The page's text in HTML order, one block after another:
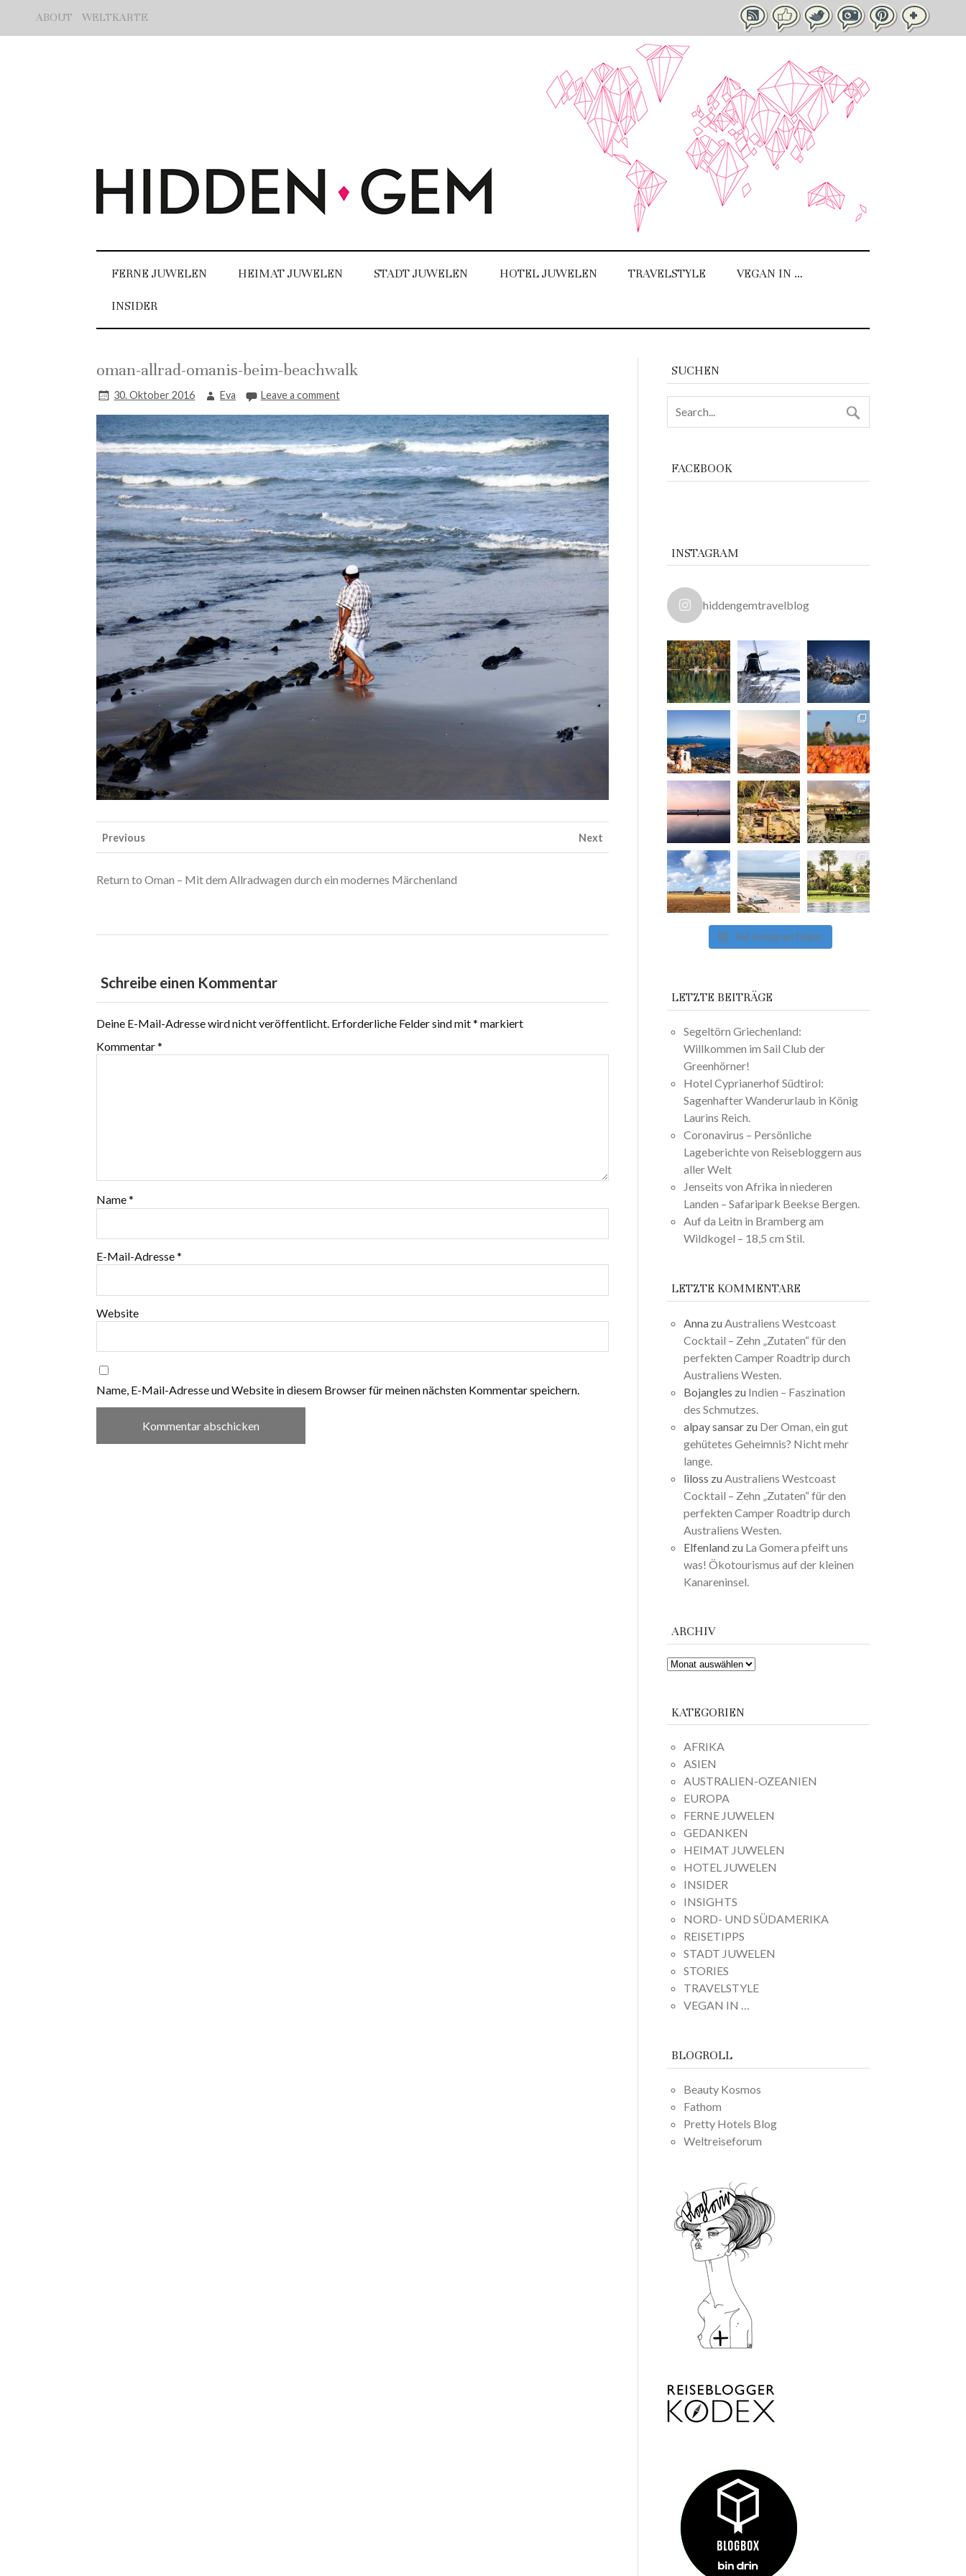
ABOUT WELTKARTE
FERNE JUWELEN HEIMAT JUWELEN STADT JUWELEN HOTEL JUWELEN TRAVELSTYLE VEGAN IN …
INSIDER
oman-allrad-omanis-beim-beachwalk
30. Oktober 2016 Eva Leave a comment
Previous Next
Return to Oman – Mit dem Allradwagen durch ein modernes Märchenland
Schreibe einen Kommentar
Deine E-Mail-Adresse wird nicht veröffentlicht. Erforderliche Felder sind mit* markiert
Kommentar*
Name*
E-Mail-Adresse*
Website
Name, E-Mail-Adresse und Website in diesem Browser für meinen nächsten Kommentar speichern.
SUCHEN
FACEBOOK
INSTAGRAM
hiddengemtravelblog
Auf Instagram folgen
LETZTE BEITRÄGE
Segeltörn Griechenland:
Willkommen im Sail Club der
Greenhörner!
Hotel Cyprianerhof Südtirol:
Sagenhafter Wanderurlaub in König
Laurins Reich.
Coronavirus – Persönliche
Lageberichte von Reisebloggern aus
aller Welt
Jenseits von Afrika in niederen
Landen – Safaripark Beekse Bergen.
Auf da Leitn in Bramberg am
Wildkogel – 18,5 cm Stil.
LETZTE KOMMENTARE
Anna zu Australiens Westcoast
Cocktail – Zehn „Zutaten“ für den
perfekten Camper Roadtrip durch
Australiens Westen.
Bojangles zu Indien – Faszination
des Schmutzes.
alpay sansar zu Der Oman, ein gut
gehütetes Geheimnis? Nicht mehr
lange.
liloss zu Australiens Westcoast
Cocktail – Zehn „Zutaten“ für den
perfekten Camper Roadtrip durch
Australiens Westen.
Elfenland zu La Gomera pfeift uns
was! Ökotourismus auf der kleinen
Kanareninsel.
ARCHIV
ARCHIV
KATEGORIEN
AFRIKA
ASIEN
AUSTRALIEN-OZEANIEN
EUROPA
FERNE JUWELEN
GEDANKEN
HEIMAT JUWELEN
HOTEL JUWELEN
INSIDER
INSIGHTS
NORD- UND SÜDAMERIKA
REISETIPPS
STADT JUWELEN
STORIES
TRAVELSTYLE
VEGAN IN …
BLOGROLL
Beauty Kosmos
Fathom
Pretty Hotels Blog
Weltreiseforum